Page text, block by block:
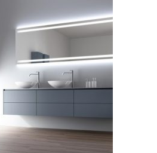
più
recente
collezione,
Piana
LEGGI TUTTO